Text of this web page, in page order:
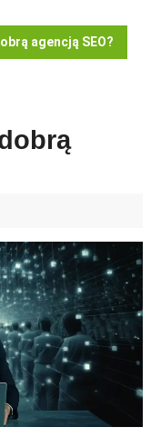
agencją SEO?